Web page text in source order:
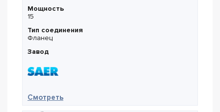
Мощность
15
Тип соединения
Фланец
Завод
Смотреть— Saer MKX 100C/2